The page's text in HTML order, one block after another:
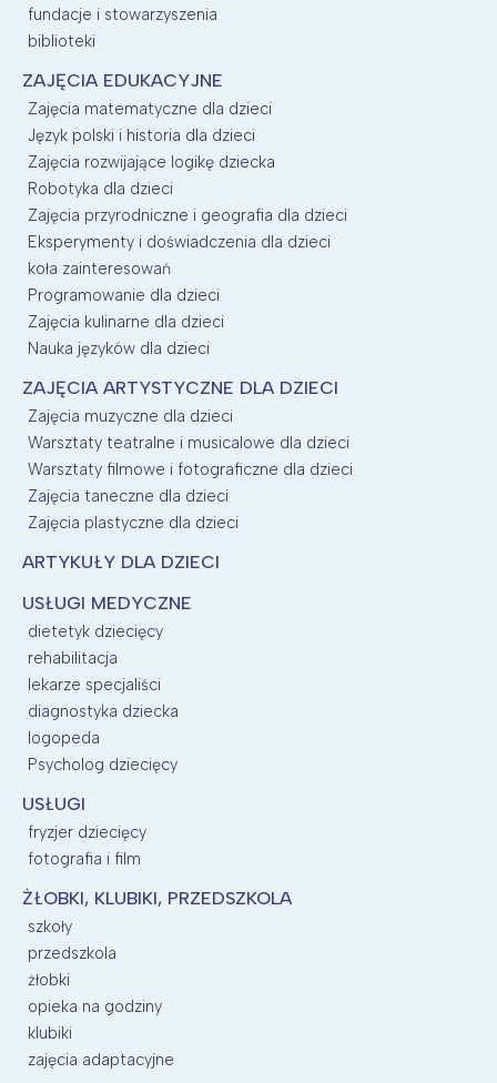
fundacje i stowarzyszenia
biblioteki
ZAJĘCIA EDUKACYJNE
Zajęcia matematyczne dla dzieci
Język polski i historia dla dzieci
Zajęcia rozwijające logikę dziecka
Robotyka dla dzieci
Zajęcia przyrodniczne i geografia dla dzieci
Eksperymenty i doświadczenia dla dzieci
koła zainteresowań
Programowanie dla dzieci
Zajęcia kulinarne dla dzieci
Nauka języków dla dzieci
ZAJĘCIA ARTYSTYCZNE DLA DZIECI
Zajęcia muzyczne dla dzieci
Warsztaty teatralne i musicalowe dla dzieci
Warsztaty filmowe i fotograficzne dla dzieci
Zajęcia taneczne dla dzieci
Zajęcia plastyczne dla dzieci
ARTYKUŁY DLA DZIECI
USŁUGI MEDYCZNE
dietetyk dziecięcy
rehabilitacja
lekarze specjaliści
diagnostyka dziecka
logopeda
Psycholog dziecięcy
USŁUGI
fryzjer dziecięcy
fotografia i film
ŻŁOBKI, KLUBIKI, PRZEDSZKOLA
szkoły
przedszkola
żłobki
opieka na godziny
klubiki
zajęcia adaptacyjne